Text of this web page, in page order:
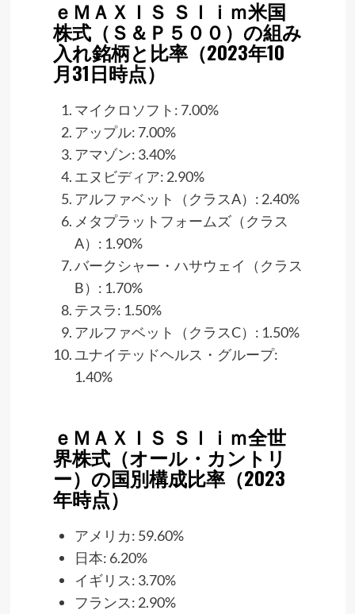
ｅＭＡＸＩＳ Ｓｌｉｍ米国
株式（Ｓ＆Ｐ５００）の組み
入れ銘柄と比率（2023年10
月31日時点）​
マイクロソフト: 7.00%
アップル: 7.00%
アマゾン: 3.40%
エヌビディア: 2.90%
アルファベット（クラスA）: 2.40%
メタプラットフォームズ（クラス
A）: 1.90%
バークシャー・ハサウェイ（クラス
B）: 1.70%
テスラ: 1.50%
アルファベット（クラスC）: 1.50%
ユナイテッドヘルス・グループ:
1.40%
ｅＭＡＸＩＳ Ｓｌｉｍ全世
界株式（オール・カントリ
ー）の国別構成比率（2023
年時点）
アメリカ: 59.60%
日本: 6.20%
イギリス: 3.70%
フランス: 2.90%